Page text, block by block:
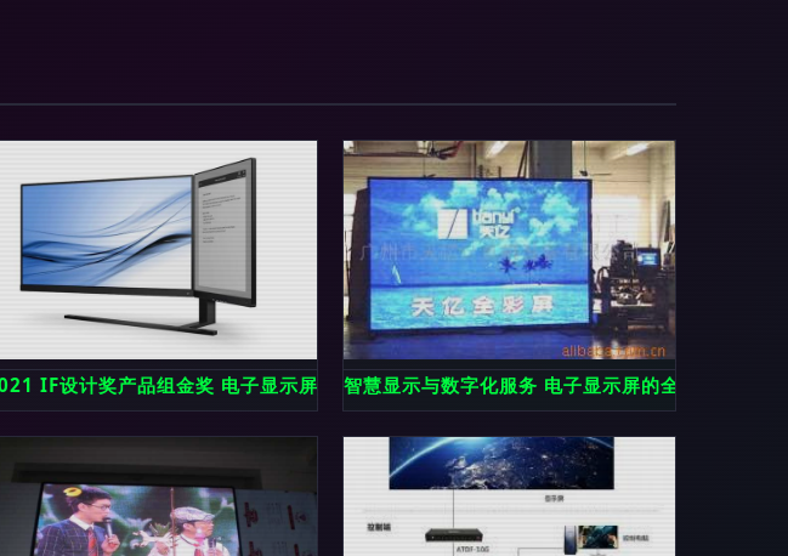
IF设计奖产品组金奖 电子显示屏主题作品精选与解析智慧显示与数字化服务 电子显示屏的全方位解决方